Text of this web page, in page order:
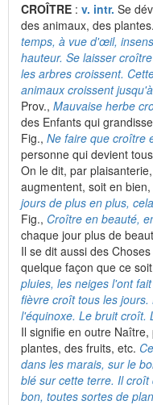
CROÎTRE : v. intr. Se
des animaux, des plantes.
temps, à vue d'œil,
hauteur. Se laisser
les arbres croissent.
animaux croissent
Prov., Mauvaise herbe
des Enfants qui
Fig., Ne faire que croître
personne qui devient
On le dit, par
augmentent, soit en
jours de plus en plus,
Fig., Croître en beauté,
chaque jour plus de
Il se dit aussi des
quelque façon que ce
pluies, les neiges l'ont
fièvre croît tous les
l'équinoxe. Le bruit croît.
Il signifie en outre
plantes, des fruits, etc.
dans les marais, sur le
blé sur cette terre. Il
bon, toutes sortes de